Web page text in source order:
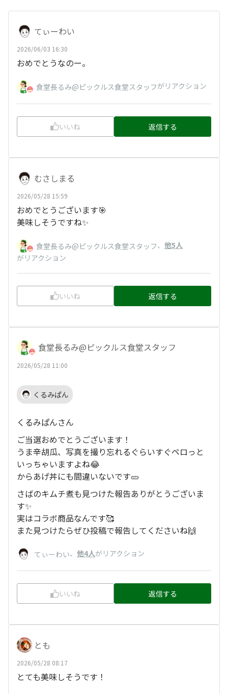
てぃーわい
2026/06/03 16:30
おめでとうなのー。
食堂長るみ@ピックルス食堂スタッフがリアクション
いいね 返信する
むさしまる
2026/05/28 15:59
おめでとうございます🎯
美味しそうですね✨️
食堂長るみ@ピックルス食堂スタッフ、 他5人
がリアクション
いいね 返信する
食堂長るみ@ピックルス食堂スタッフ
2026/05/28 11:00
くるみぱん
くるみぱんさん
ご当選おめでとうございます！
うま辛胡瓜、写真を撮り忘れるぐらいすぐペロっと
いっちゃいますよね😂
からあげ丼にも間違いないです🥒
さばのキムチ煮も見つけた報告ありがとうございま
す✨
実はコラボ商品なんです🥰
また見つけたらぜひ投稿で報告してくださいね🙌
てぃーわい、 他4人がリアクション
いいね 返信する
とも
2026/05/28 08:17
とても美味しそうです！